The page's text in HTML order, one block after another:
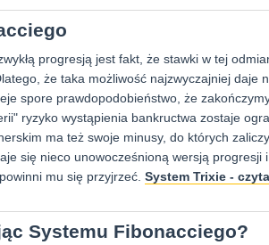
progresją jest fakt, że stawki w tej
że taka możliwość najzwyczajniej daje
spore prawdopodobieństwo, że
ryzyko wystąpienia bankructwa zostaje
ma też swoje minusy, do których
się nieco unowocześnioną wersją progresji
mu się przyjrzeć. System Trixie -
Systemu Fibonacciego?